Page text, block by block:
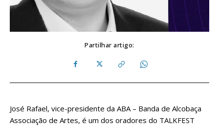
Partilhar artigo:
José Rafael, vice-presidente da ABA – Banda de Alcobaça
Associação de Artes, é um dos oradores do TALKFEST